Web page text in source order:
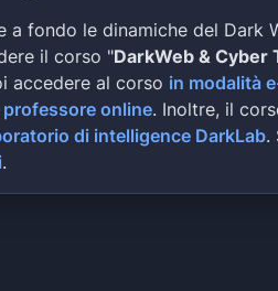
a fondo le dinamiche del Dark
il corso "DarkWeb & Cyber
accedere al corso in modalità
online. Inoltre, il
di intelligence DarkLab.
.